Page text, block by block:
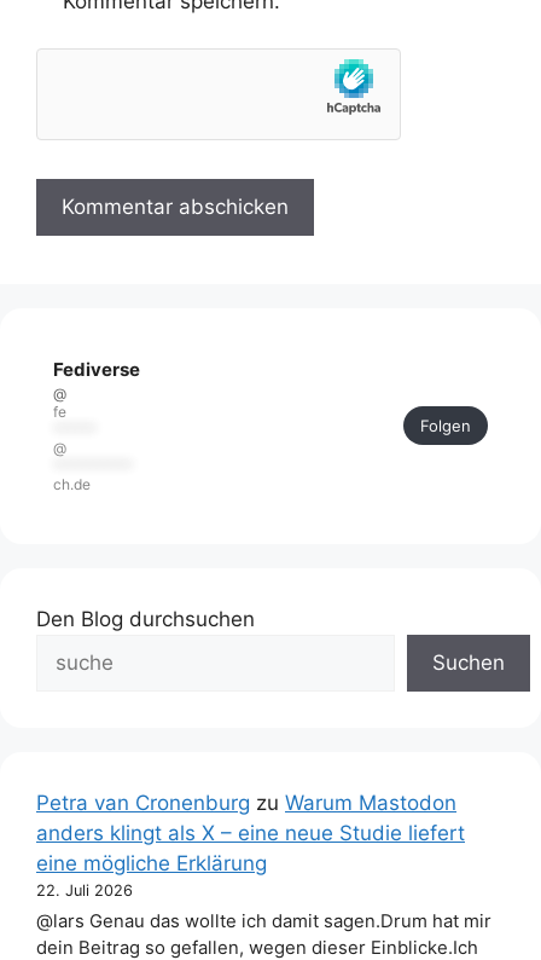
Fediverse
@
fe
@
ch.de
Folgen
Den Blog durchsuchen
Suchen
Petra van Cronenburg zu Warum Mastodon
anders klingt als X – eine neue Studie liefert
eine mögliche Erklärung
22. Juli 2026
@lars Genau das wollte ich damit sagen.Drum hat mir
dein Beitrag so gefallen, wegen dieser Einblicke.Ich